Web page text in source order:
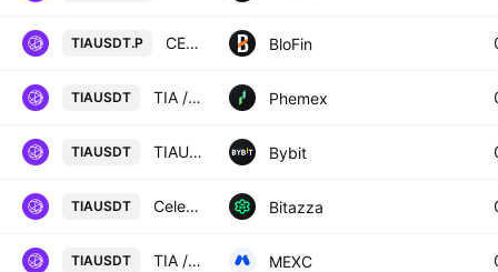
TIAUSDT.P CELESTIA/USD TETHER PERPETUAL SWAP CONTRACT BloFin
TIAUSDT TIA / USDT Spot Trading Pair Phemex
TIAUSDT TIAUSDT SPOT Bybit
TIAUSDT Celestia / USD Tether Bitazza
TIAUSDT TIA / USDT MEXC